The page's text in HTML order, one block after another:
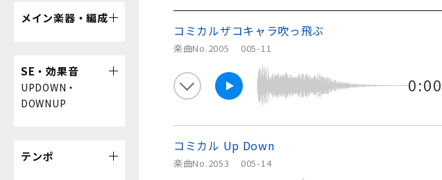
コミカルザコキャラ吹っ飛ぶ
楽曲No.2005 005-11
コミカル Up Down
楽曲No.2053 005-14
メイン楽器・編成
SE・効果音
UPDOWN・
DOWNUP
テンポ